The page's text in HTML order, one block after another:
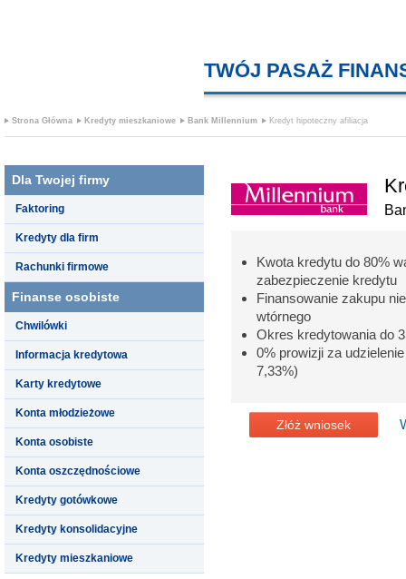
TWÓJ PASAŻ
Strona Główna Kredyty mieszkaniowe Bank Millennium Kredyt hipoteczny afiliacja
Dla Twojej firmy
Faktoring
Kredyty dla firm
Rachunki firmowe
Finanse osobiste
Chwilówki
Informacja kredytowa
Karty kredytowe
Konta młodzieżowe
Konta osobiste
Konta oszczędnościowe
Kredyty gotówkowe
Kredyty konsolidacyjne
Kredyty mieszkaniowe
Kwota kredytu do 80%
zabezpieczenie kredytu
Finansowanie zakupu
wtórnego
Okres kredytowania do
0% prowizji za
7,33%)
Złóż wniosek